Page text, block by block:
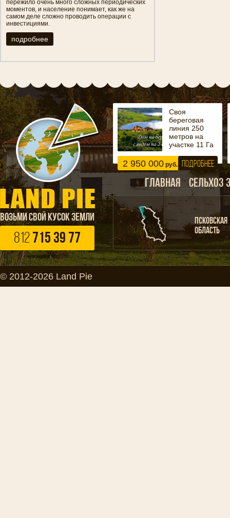
пережило очень много сложных периодических
моментов, и население понимает, как же на
самом деле сложно проводить операции с
инвестициями.
подробнее
ВОЗЬМИ СВОЙ КУСОК ЗЕМЛИ
812715 39 77
Своя
береговая
линия 250
метров на
участке 11 Га
2 950 000 руб. ПОДРОБНЕЕ
ГЛАВНАЯ СЕЛЬХОЗ
ПСКОВСКАЯ
ОБЛАСТЬ
© 2012-2026 Land Pie